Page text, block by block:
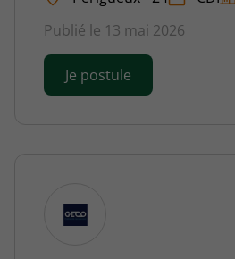
Publié le 13 mai 2026
Je postule